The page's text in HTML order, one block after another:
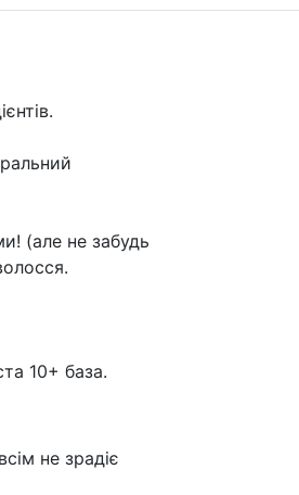
(але не забудь
10+ база.
не зрадіє